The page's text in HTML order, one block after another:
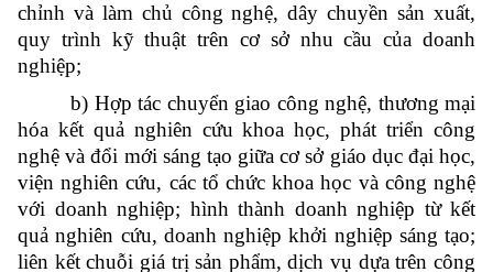
chỉnh và làm chủ công nghệ, dây chuyền sản xuất,
quy trình kỹ thuật trên cơ sở nhu cầu của doanh
nghiệp;
b) Hợp tác chuyển giao công nghệ, thương mại
hóa kết quả nghiên cứu khoa học, phát triển công
nghệ và đổi mới sáng tạo giữa cơ sở giáo dục đại học,
viện nghiên cứu, các tổ chức khoa học và công nghệ
với doanh nghiệp; hình thành doanh nghiệp từ kết
quả nghiên cứu, doanh nghiệp khởi nghiệp sáng tạo;
liên kết chuỗi giá trị sản phẩm, dịch vụ dựa trên công